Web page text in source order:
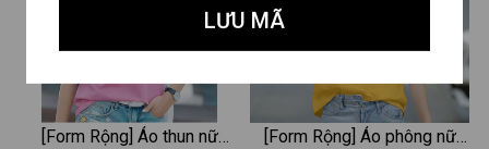
[Form Rộng] Áo thun nữ
[Form Rộng] Áo phông nữ
LƯU MÃ